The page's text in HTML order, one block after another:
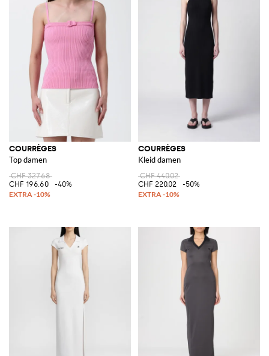
COURRÈGES
Top damen
CHF 327.68
CHF 196.60
-40%
COURRÈGES
Kleid damen
CHF 440.02
CHF 220.02
-50%